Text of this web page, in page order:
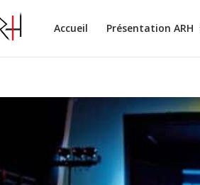
Accueil Présentation ARH